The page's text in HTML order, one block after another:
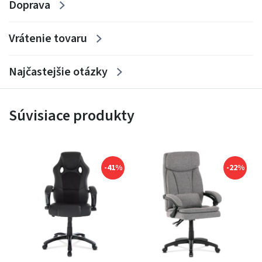
Doprava
Vrátenie tovaru
Najčastejšie otázky
Súvisiace produkty
-41% -22%